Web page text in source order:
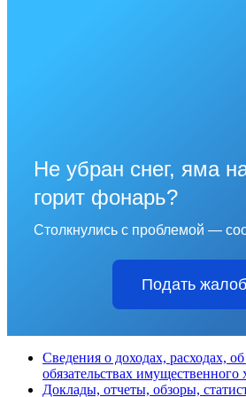
Не убран снег, яма
горит фонарь?
Столкнулись с проблемой —
Подать
Сведения о доходах, расходах,
обязательствах имущественного
Доклады, отчеты, обзоры,